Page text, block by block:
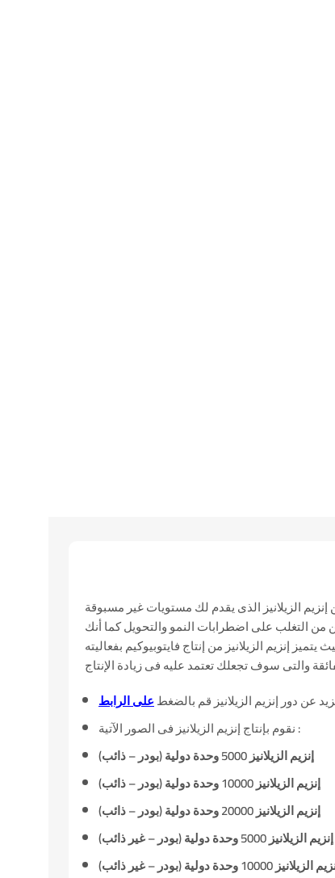
الزيلانيز الذى يقدم لك مستويات غير مسبوقة
التغلب على اضطرابات النمو والتحويل كما أنك
إنزيم الزيلانيز من إنتاج فايتوبيوكيم بفعاليته
والتى سوف تجعلك تعتمد عليه فى زيادة الإنتاج
عن دور إنزيم الزيلانيز قم بالضغطعلى الرابط
نقوم بإنتاج إنزيم الزيلانيز فى الصور الآتية :
إنزيم الزيلانيز 5000 وحدة دولية (بودر – ذائب)
إنزيم الزيلانيز 10000 وحدة دولية (بودر – ذائب)
إنزيم الزيلانيز 20000 وحدة دولية (بودر – ذائب)
إنزيم الزيلانيز 5000 وحدة دولية (بودر – غير ذائب)
10000 وحدة دولية (بودر – غير ذائب)